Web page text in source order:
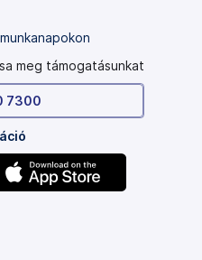
meg támogatásunkat
7300